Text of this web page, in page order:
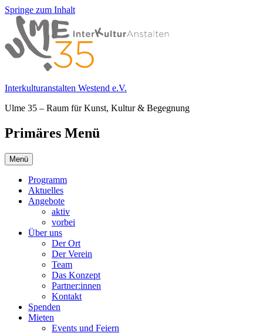
Springe zum Inhalt
Interkulturanstalten Westend e.V.
Ulme 35 – Raum für Kunst, Kultur & Begegnung
Primäres Menü
Menü
Programm
Aktuelles
Angebote
aktiv
vorbei
Über uns
Der Ort
Der Verein
Team
Das Konzept
Partner:innen
Kontakt
Spenden
Mieten
Events und Feiern